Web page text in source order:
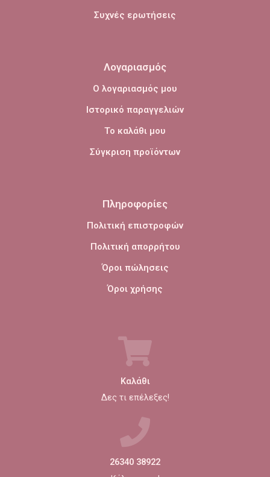
Συχνές ερωτήσεις
Λογαριασμός
Ο λογαριασμός μου
Ιστορικό παραγγελιών
Το καλάθι μου
Σύγκριση προϊόντων
Πληροφορίες
Πολιτική επιστροφών
Πολιτική απορρήτου
Όροι πώλησεις
Όροι χρήσης
Καλάθι
Δες τι επέλεξες!
26340 38922